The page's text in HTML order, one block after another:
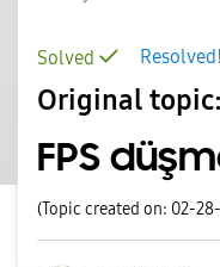
Resolved!
Solved
Original topic:
FPS
(Topic created on: 02-